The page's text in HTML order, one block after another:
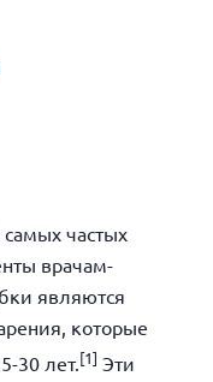
частых
врачам-
являются
которые
30 лет. [1] Эти